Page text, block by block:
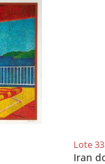
Lote 33
Iran